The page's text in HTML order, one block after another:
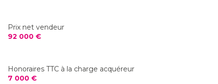
Prix net vendeur
92 000 €
Honoraires TTC à la charge acquéreur
7 000 €